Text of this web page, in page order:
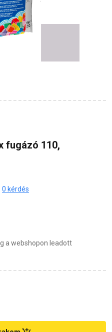
fugázó 110,
0 kérdés
a webshopon leadott